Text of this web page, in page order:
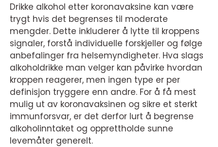
Drikke alkohol etter koronavaksine kan være
trygt hvis det begrenses til moderate
mengder. Dette inkluderer å lytte til kroppens
signaler, forstå individuelle forskjeller og følge
anbefalinger fra helsemyndigheter. Hva slags
alkoholdrikke man velger kan påvirke hvordan
kroppen reagerer, men ingen type er per
definisjon tryggere enn andre. For å få mest
mulig ut av koronavaksinen og sikre et sterkt
immunforsvar, er det derfor lurt å begrense
alkoholinntaket og opprettholde sunne
levemåter generelt.